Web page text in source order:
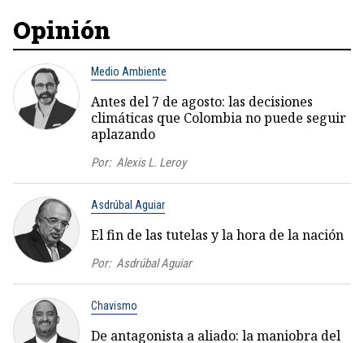
Opinión
Medio Ambiente
Antes del 7 de agosto: las decisiones
climáticas que Colombia no puede seguir
aplazando
Por: Alexis L. Leroy
Asdrúbal Aguiar
El fin de las tutelas y la hora de la nación
Por: Asdrúbal Aguiar
Chavismo
De antagonista a aliado: la maniobra del